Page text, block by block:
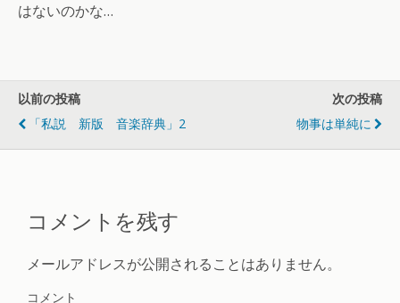
はないのかな…
以前の投稿
「私説 新版 音楽辞典」2
次の投稿
物事は単純に
コメントを残す
メールアドレスが公開されることはありません。
コメント